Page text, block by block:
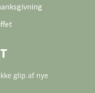
glip af nye